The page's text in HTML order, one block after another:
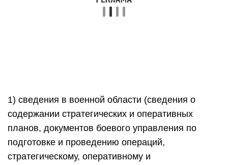
1) сведения в военной области (сведения о
содержании стратегических и оперативных
планов, документов боевого управления по
подготовке и проведению операций,
стратегическому, оперативному и